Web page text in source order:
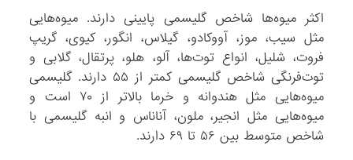
اکثر میوه‌ها شاخص گلیسمی پایینی دارند. میوه‌هایی
مثل سیب، موز، آووکادو، گیلاس، انگور، کیوی، گریپ
فروت، شلیل، انواع توت‌ها، آلو، هلو، پرتقال، گلابی و
توت‌فرنگی شاخص گلیسمی کمتر از ۵۵ دارند. گلیسمی
میوه‌هایی مثل هندوانه و خرما بالاتر از ۷۰ است و
میوه‌هایی مثل انجیر، ملون، آناناس و انبه گلیسمی با
شاخص متوسط بین ۵۶ تا ۶۹ دارند.